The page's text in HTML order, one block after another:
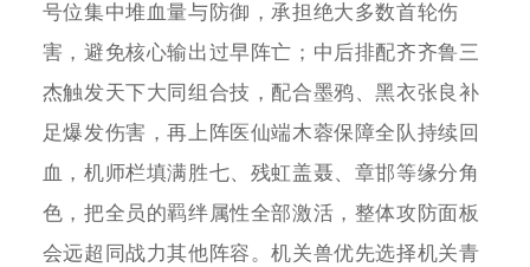
号位集中堆血量与防御，承担绝大多数首轮伤
害，避免核心输出过早阵亡；中后排配齐齐鲁三
杰触发天下大同组合技，配合墨鸦、黑衣张良补
足爆发伤害，再上阵医仙端木蓉保障全队持续回
血，机师栏填满胜七、残虹盖聂、章邯等缘分角
色，把全员的羁绊属性全部激活，整体攻防面板
会远超同战力其他阵容。机关兽优先选择机关青